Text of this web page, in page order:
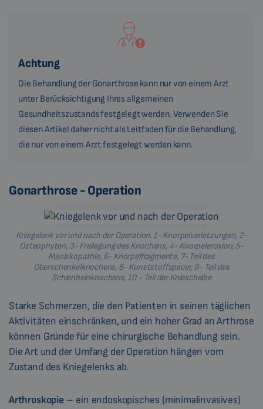
Achtung
Die Behandlung der Gonarthrose kann nur von einem Arzt
unter Berücksichtigung Ihres allgemeinen
Gesundheitszustands festgelegt werden. Verwenden Sie
diesen Artikel daher nicht als Leitfaden für die Behandlung,
die nur von einem Arzt festgelegt werden kann.
Gonarthrose - Operation
Kniegelenk vor und nach der Operation. 1- Knorpelverletzungen, 2-
Osteophyten, 3- Freilegung des Knochens, 4- Knorpelerosion, 5-
Meniskopathie, 6- Knorpelfragmente, 7- Teil des
Oberschenkelknochens, 8- Kunststoffspacer, 9- Teil des
Schienbeinknochens, 10 - Teil der Kniescheibe
Starke Schmerzen, die den Patienten in seinen täglichen
Aktivitäten einschränken, und ein hoher Grad an Arthrose
können Gründe für eine chirurgische Behandlung sein.
Die Art und der Umfang der Operation hängen vom
Zustand des Kniegelenks ab.
Arthroskopie– ein endoskopisches (minimalinvasives)